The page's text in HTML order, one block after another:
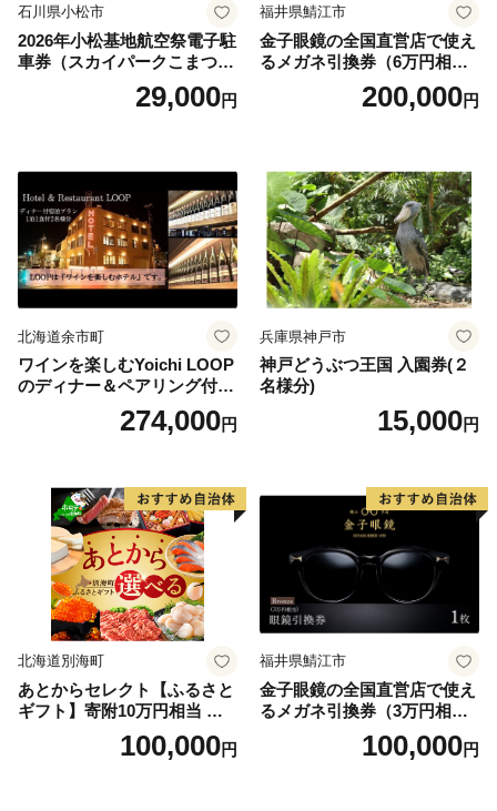
石川県小松市
2026年小松基地航空祭電子駐
車券（スカイパークこまつ
翼） 駐車場 シャトルバスの
りばすぐ 石川県 小松市
29,000円
福井県鯖江市
金子眼鏡の全国直営店で使え
るメガネ引換券（6万円相
当） Platinum200,000円
北海道余市町
ワインを楽しむYoichi LOOP
のディナー＆ペアリング付宿
泊プラン＜デラックスツイン
274,000円
兵庫県神戸市
神戸どうぶつ王国 入園券(２
名様分)
15,000円
北海道別海町
あとからセレクト【ふるさと
ギフト】寄附10万円相当 あ
とから選べる！ ギフト いく
ら ほたて 海鮮 牛肉 別海町
100,000円
福井県鯖江市
金子眼鏡の全国直営店で使え
るメガネ引換券（3万円相
100,000円